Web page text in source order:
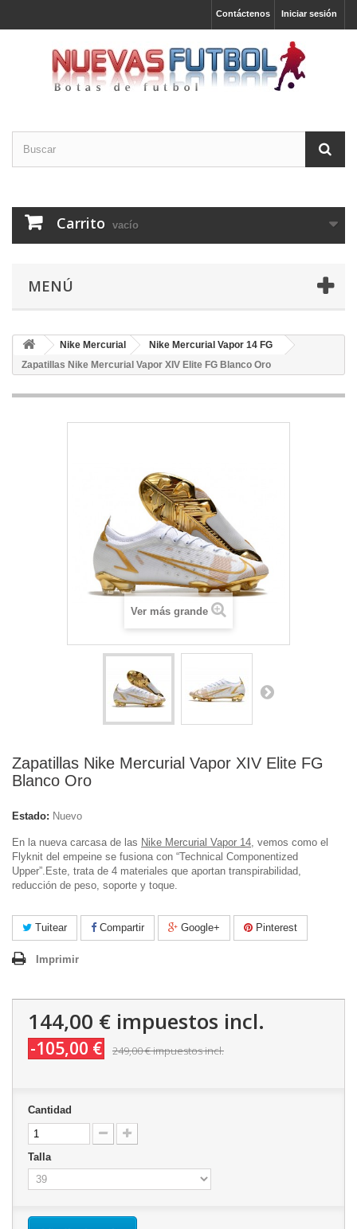
Iniciar sesión
Contáctenos
Carrito vacío
MENÚ
Nike Mercurial
Nike Mercurial Vapor 14 FG
Zapatillas Nike Mercurial Vapor XIV Elite FG Blanco Oro
Ver más grande
Zapatillas Nike Mercurial Vapor XIV Elite FG
Blanco Oro
Estado: Nuevo
En la nueva carcasa de las Nike Mercurial Vapor 14, vemos como el
Flyknit del empeine se fusiona con “Technical Componentized
Upper”.Este, trata de 4 materiales que aportan transpirabilidad,
reducción de peso, soporte y toque.
Tuitear Compartir Google+ Pinterest
Imprimir
144,00 € impuestos incl.
-105,00 € 249,00 €impuestos incl.
Cantidad
Talla